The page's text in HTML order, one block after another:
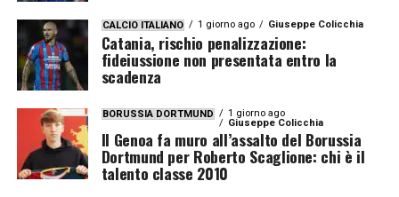
CALCIO ITALIANO 1 giorno ago Giuseppe Colicchia
Catania, rischio penalizzazione:
fideiussione non presentata entro la
scadenza
BORUSSIA DORTMUND
1 giorno ago
Giuseppe Colicchia
Il Genoa fa muro all’assalto del Borussia
Dortmund per Roberto Scaglione: chi è il
talento classe 2010